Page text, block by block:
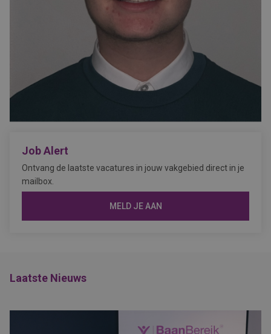
Job Alert
Ontvang de laatste vacatures in jouw vakgebied direct in je
mailbox.
MELD JE AAN
Laatste Nieuws